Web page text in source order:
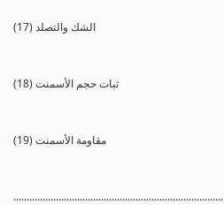
(17) الشك والتصلد
(18) ثبات حجم الأسمنت
(19) مقاومة الأسمنت
...............................................................................